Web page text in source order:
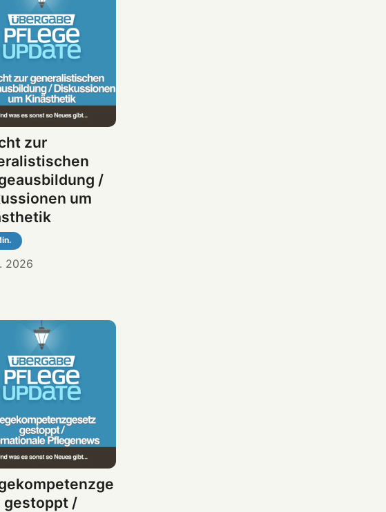
zur
/
um
2026
gestoppt /